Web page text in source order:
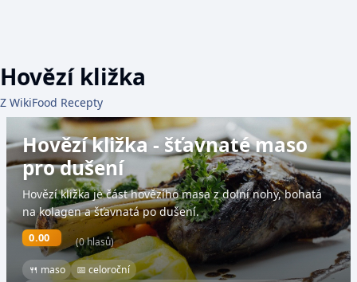
Hovězí kližka
Z WikiFood Recepty
Hovězí kližka - šťavnaté maso
pro dušení
Hovězí kližka je část hovězího masa z dolní nohy, bohatá
na kolagen a šťavnatá po dušení.
0.00 (0 hlasů)
🍴 maso
📅 celoroční